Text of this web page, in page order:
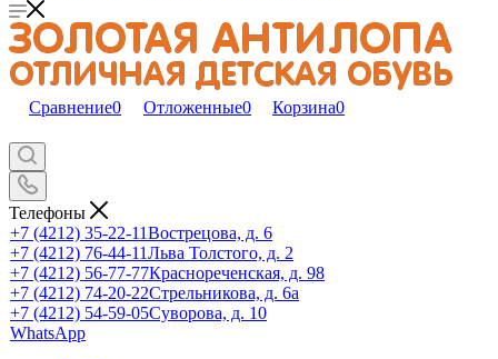
Сравнение0 Отложенные0 Корзина0
Телефоны
+7 (4212) 35-22-11Вострецова, д. 6
+7 (4212) 76-44-11Льва Толстого, д. 2
+7 (4212) 56-77-77Краснореченская, д. 98
+7 (4212) 74-20-22Стрельникова, д. 6а
+7 (4212) 54-59-05Суворова, д. 10
WhatsApp